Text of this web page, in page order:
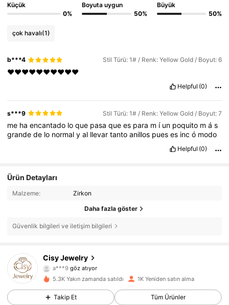
Küçük
0%
Boyuta uygun
50%
Büyük
50%
çok havalı(1)
b***4 Stil Türü: 1# / Renk: Yellow Gold / Boyut: 6
♥️♥️♥️♥️♥️♥️♥️♥️♥️♥️
Helpful (0)
s***9 Stil Türü: 1# / Renk: Yellow Gold / Boyut: 7
me haencantado loque pasaquees para m í un poquito más
grandede lo normalyal llevartantoanillos pueses incó modo
Helpful (0)
Ürün Detayları
Malzeme: Zirkon
Daha fazla göster
Güvenlik bilgileri ve iletişim bilgileri
Cisy Jewelry
a***9 göz atıyor
4,90
1.1K Takipçiler
5.3K Yakın zamanda satıldı 1K Yeniden satın alma
Takip Et Tüm Ürünler